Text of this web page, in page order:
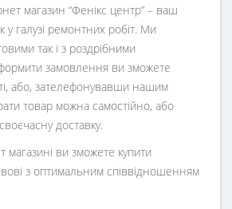
магазин “Фенікс центр” – ваш
у галузі ремонтних робіт. Ми
так і з роздрібними
замовлення ви зможете
або, зателефонувавши нашим
товар можна самостійно, або
доставку.
магазині ви зможете купити
з оптимальним співвідношенням